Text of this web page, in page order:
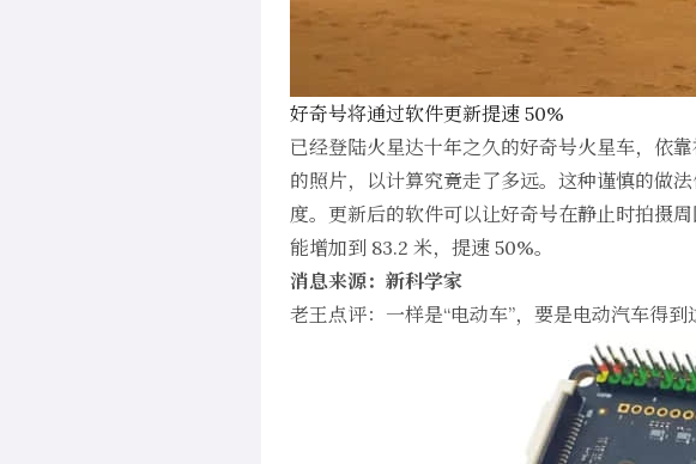
好奇号将通过软件更新提速 50%
已经登陆火星达十年之久的好奇号火星车，依
的照片，以计算究竟走了多远。这种谨慎的做
度。更新后的软件可以让好奇号在静止时拍摄
能增加到 83.2 米，提速 50%。
消息来源：新科学家
老王点评：一样是“电动车”，要是电动汽车得